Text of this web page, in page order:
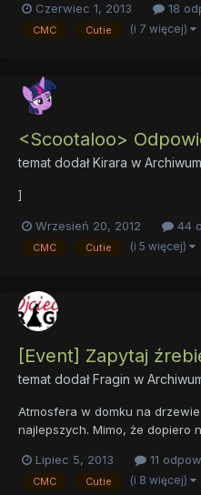
pomożecie wymyślić co
scenerii. Oczywiście, to ja
Czerwiec 1, 2013 18
CMC Cutie (i 7 więcej)
<Scootaloo>
temat dodałKirara w Archiwum
]
Wrzesień 20, 2012 44
CMC Cutie (i 5 więcej)
[Event] Zapytaj
temat dodałFragin w
Atmosfera w domku na
najlepszych. Mimo, że dopiero
Znaczkowej Ligi. - Świetnie
Sweetie nie kryła swojej
Lipiec 5, 2013 11
CMC Cutie (i 8 więcej)